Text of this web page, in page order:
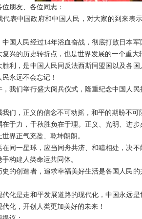
朋友、各位同志：
代表中国政府和中国人民，对大家的到来表
中国人民经过14年浴血奋战，彻底打败日本
兴的历史转折点，也是世界发展的一个重大
胜利，是中国人民同反法西斯同盟国以及各
永远不会忘记！
，我们举行盛大阅兵仪式，隆重纪念中国人
我们，正义的信念不可动摇，和平的期盼不可
在于力，千秋胜负在于理。正义、光明、进
界正气充盈、乾坤朗朗。
在同一星球，应当同舟共济、和睦相处，决
构建人类命运共同体。
史的创造者，追求幸福美好生活是各国人民
代化是走和平发展道路的现代化，中国永远
代化，开创人类更加美好的未来！